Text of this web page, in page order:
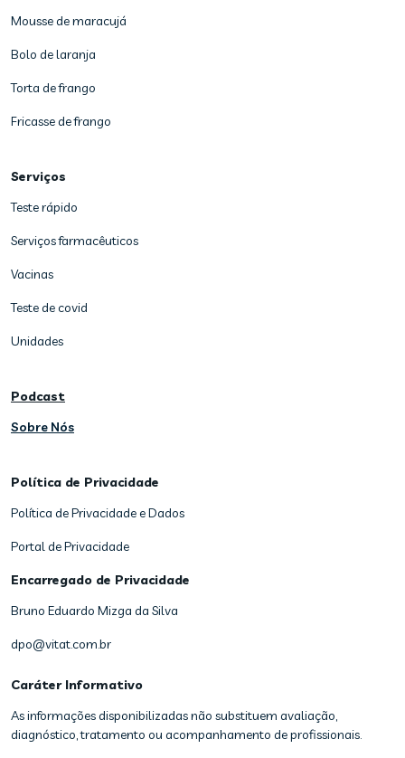
Mousse de maracujá
Bolo de laranja
Torta de frango
Fricasse de frango
Serviços
Teste rápido
Serviços farmacêuticos
Vacinas
Teste de covid
Unidades
Podcast
Sobre Nós
Política de Privacidade
Política de Privacidade e Dados
Portal de Privacidade
Encarregado de Privacidade
Bruno Eduardo Mizga da Silva
dpo@vitat.com.br
Caráter Informativo
As informações disponibilizadas não substituem avaliação,
diagnóstico, tratamento ou acompanhamento de profissionais.